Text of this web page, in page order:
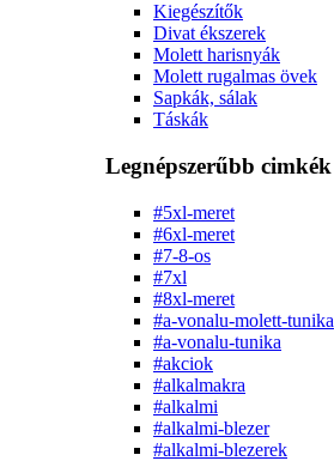
Kiegészítők
Divat ékszerek
Molett harisnyák
Molett rugalmas övek
Sapkák, sálak
Táskák
Legnépszerűbb cimkék
#5xl-meret
#6xl-meret
#7-8-os
#7xl
#8xl-meret
#a-vonalu-molett-tunika
#a-vonalu-tunika
#akciok
#alkalmakra
#alkalmi
#alkalmi-blezer
#alkalmi-blezerek